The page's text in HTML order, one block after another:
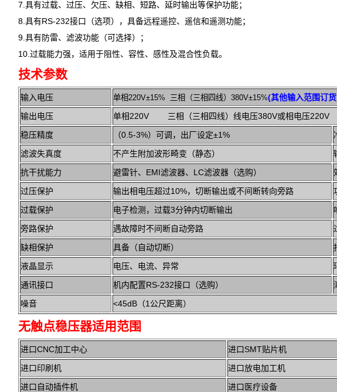
7.具有过载、过压、欠压、缺相、短路、延时输出等保护功能；
8.具有RS-232接口（选项），具备远程遥控、遥信和遥测功能；
9.具有防雷、滤波功能（可选择）；
10.过载能力强，适用于阻性、容性、感性及混合性负载。
技术参数
输入电压 单相220V±15% 三相（三相四线）380V±15%(其他输入范围订
输出电压
单相220V 三相（三相四线）线电压380V或相电压220V
稳压精度
（0.5-3%）可调，出厂设定±1%
滤波失真度
不产生附加波形畸变（静态）
抗干扰能力
避雷针、EMI滤波器、LC滤波器（选购）
过压保护
输出相电压超过10%，切断输出或不间断转向旁路
过载保护
电子检测，过载3分钟内切断输出
旁路保护
遇故障时不间断自动旁路
缺相保护
具备（自动切断）
液晶显示
电压、电流、异常
通讯接口
机内配置RS-232接口（选购）
噪音
<45dB（1公尺距离）
无触点稳压器适用范围
进口CNC加工中心
进口SMT贴片机
进口印刷机
进口放电加工机
进口自动插件机
进口医疗设备